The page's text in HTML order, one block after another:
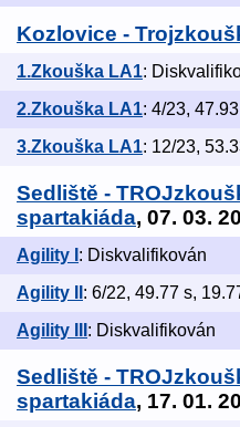
Kozlovice -
1.Zkouška LA1:
2.Zkouška LA1: 4/23,
3.Zkouška LA1: 12/23,
Sedliště -
spartakiáda, 07. 03.
Agility I : Diskvalifikován
Agility II : 6/22, 49.77 s,
Agility III : Diskvalifikován
Sedliště -
spartakiáda, 17. 01.